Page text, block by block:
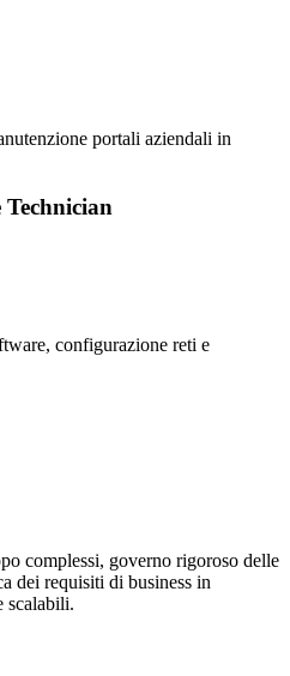
portali aziendali in
configurazione reti e
complessi, governo rigoroso delle
dei requisiti di business in
scalabili.